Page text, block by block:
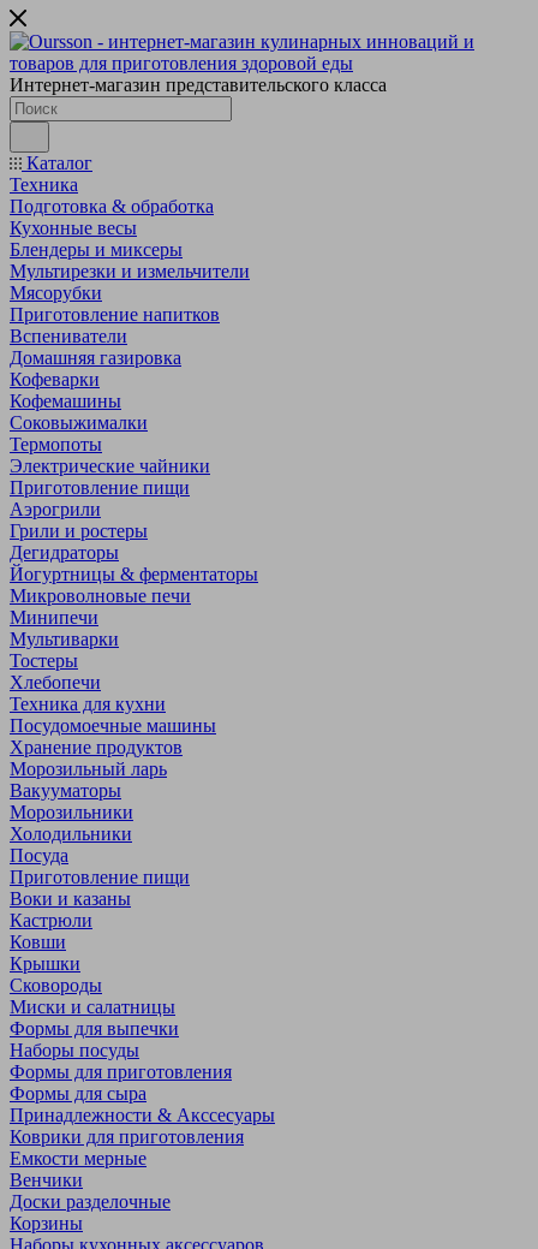
Интернет-магазин представительского класса
Каталог
Техника
Подготовка & обработка
Кухонные весы
Блендеры и миксеры
Мультирезки и измельчители
Мясорубки
Приготовление напитков
Вспениватели
Домашняя газировка
Кофеварки
Кофемашины
Соковыжималки
Термопоты
Электрические чайники
Приготовление пищи
Аэрогрили
Грили и ростеры
Дегидраторы
Йогуртницы & ферментаторы
Микроволновые печи
Минипечи
Мультиварки
Тостеры
Хлебопечи
Техника для кухни
Посудомоечные машины
Хранение продуктов
Морозильный ларь
Вакууматоры
Морозильники
Холодильники
Посуда
Приготовление пищи
Воки и казаны
Кастрюли
Ковши
Крышки
Сковороды
Миски и салатницы
Формы для выпечки
Наборы посуды
Формы для приготовления
Формы для сыра
Принадлежности & Акссесуары
Коврики для приготовления
Емкости мерные
Венчики
Доски разделочные
Корзины
Наборы кухонных аксессуаров